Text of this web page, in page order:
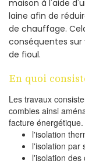
maison à l'aide
laine afin de
de chauffage.
conséquentes
de fioul.
En quoi
Les travaux
combles ainsi
facture
l'isolation
l'isolation par
l'isolation des